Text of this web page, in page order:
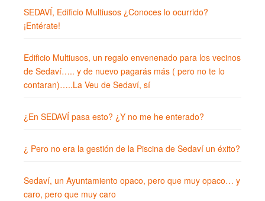
SEDAVÍ, Edificio Multiusos ¿Conoces lo ocurrido?
¡Entérate!
Edificio Multiusos, un regalo envenenado para los vecinos
de Sedaví….. y de nuevo pagarás más ( pero no te lo
contaran)…..La Veu de Sedaví, sí
¿En SEDAVÍ pasa esto? ¿Y no me he enterado?
¿ Pero no era la gestión de la Piscina de Sedaví un éxito?
Sedaví, un Ayuntamiento opaco, pero que muy opaco… y
caro, pero que muy caro